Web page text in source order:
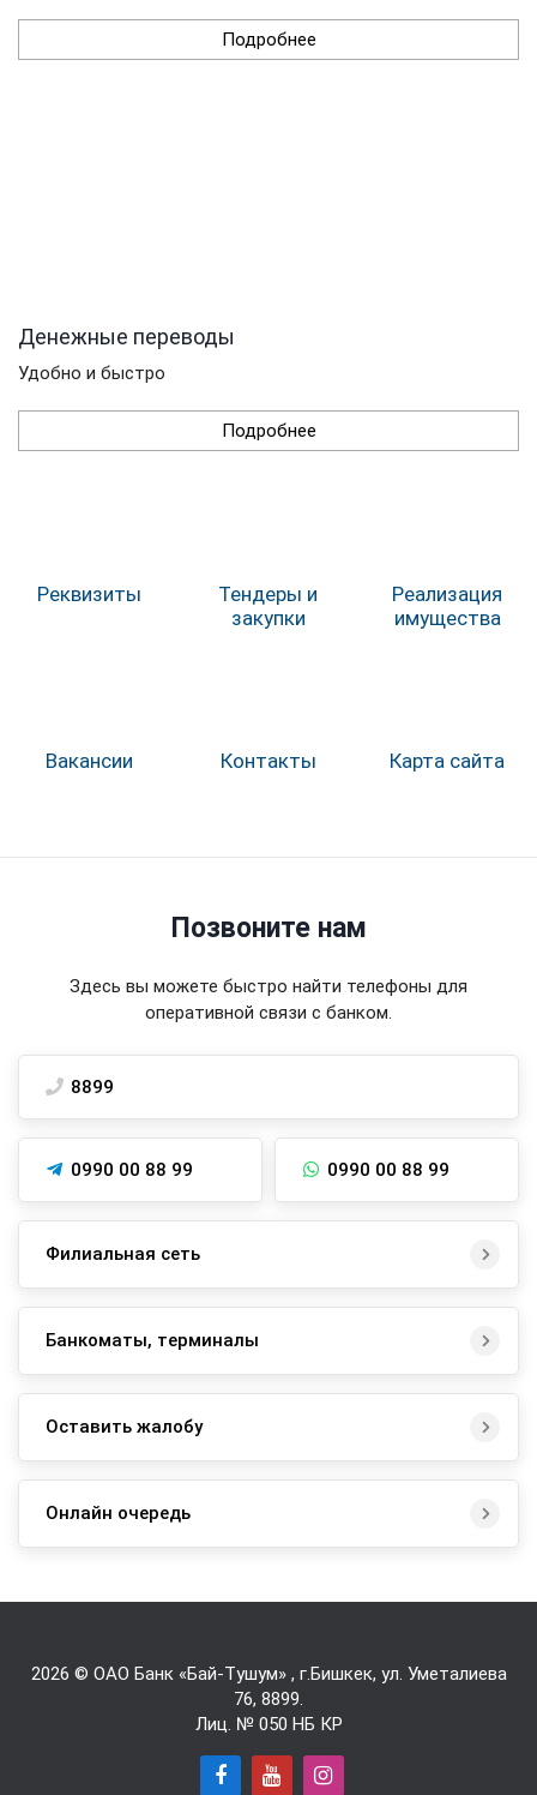
Подробнее
Денежные переводы
Удобно и быстро
Подробнее
Реквизиты
Тендеры и
закупки
Реализация
имущества
Вакансии Контакты Карта сайта
Позвоните нам
Здесь вы можете быстро найти телефоны для
оперативной связи с банком.
8899
0990 00 88 99 0990 00 88 99
Филиальная сеть
Банкоматы, терминалы
Оставить жалобу
Онлайн очередь
2026 © ОАО Банк «Бай-Tушум» , г.Бишкек, ул. Уметалиева
76, 8899.
Лиц. № 050 НБ КР